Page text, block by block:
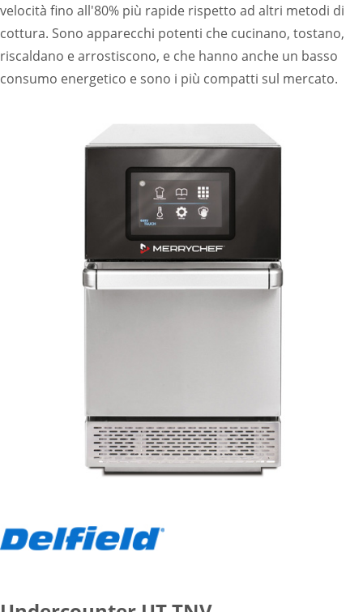
velocità fino all'80% più rapide rispetto ad altri metodi di
cottura. Sono apparecchi potenti che cucinano, tostano,
riscaldano e arrostiscono, e che hanno anche un basso
consumo energetico e sono i più compatti sul mercato.